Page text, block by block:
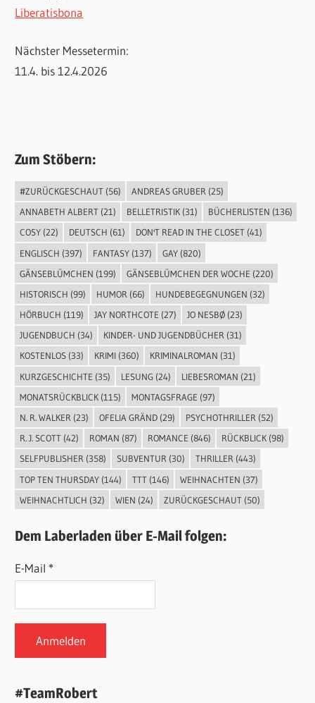
Liberatisbona
Nächster Messetermin:
11.4. bis 12.4.2026
Zum Stöbern:
#ZURÜCKGESCHAUT(56) ANDREAS GRUBER (25)
ANNABETH ALBERT(21) BELLETRISTIK(31) BÜCHERLISTEN (136)
COSY(22) DEUTSCH (61) DON'T READ IN THE CLOSET(41)
ENGLISCH (397) FANTASY(137) GAY(820)
GÄNSEBLÜMCHEN (199) GÄNSEBLÜMCHEN DER WOCHE (220)
HISTORISCH (99) HUMOR (66) HUNDEBEGEGNUNGEN (32)
HÖRBUCH (119) JAY NORTHCOTE (27) JO NESBØ(23)
JUGENDBUCH (34) KINDER- UND JUGENDBÜCHER(31)
KOSTENLOS(33) KRIMI(360) KRIMINALROMAN (31)
KURZGESCHICHTE (35) LESUNG(24) LIEBESROMAN (21)
MONATSRÜCKBLICK(115) MONTAGSFRAGE (97)
N. R. WALKER (23) OFELIA GRÄND(29) PSYCHOTHRILLER (52)
R. J. SCOTT(42) ROMAN (87) ROMANCE (846) RÜCKBLICK(98)
SELFPUBLISHER(358) SUBVENTUR(30) THRILLER(443)
TOP TEN THURSDAY(144) TTT(146) WEIHNACHTEN (37)
WEIHNACHTLICH (32) WIEN (24) ZURÜCKGESCHAUT(50)
Dem Laberladen über E-Mail folgen:
E-Mail *
#TeamRobert